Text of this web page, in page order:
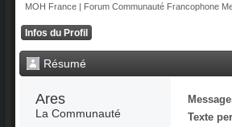
MOH France | Forum Communauté Francophone
Infos du Profil
Résumé
Ares
La Communauté
Texte